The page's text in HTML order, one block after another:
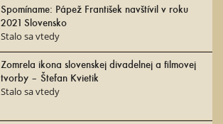
Spomíname: Pápež František navštívil v roku
2021 Slovensko
Stalo sa vtedy
Zomrela ikona slovenskej divadelnej a filmovej
tvorby – Štefan Kvietik
Stalo sa vtedy